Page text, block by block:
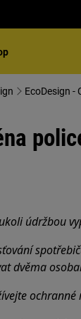
EcoDesign -
údržbou
dvěma